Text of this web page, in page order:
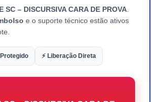
SC – DISCURSIVA CARA DE PROVA.
e o suporte técnico estão ativos
⚡ Liberação Direta